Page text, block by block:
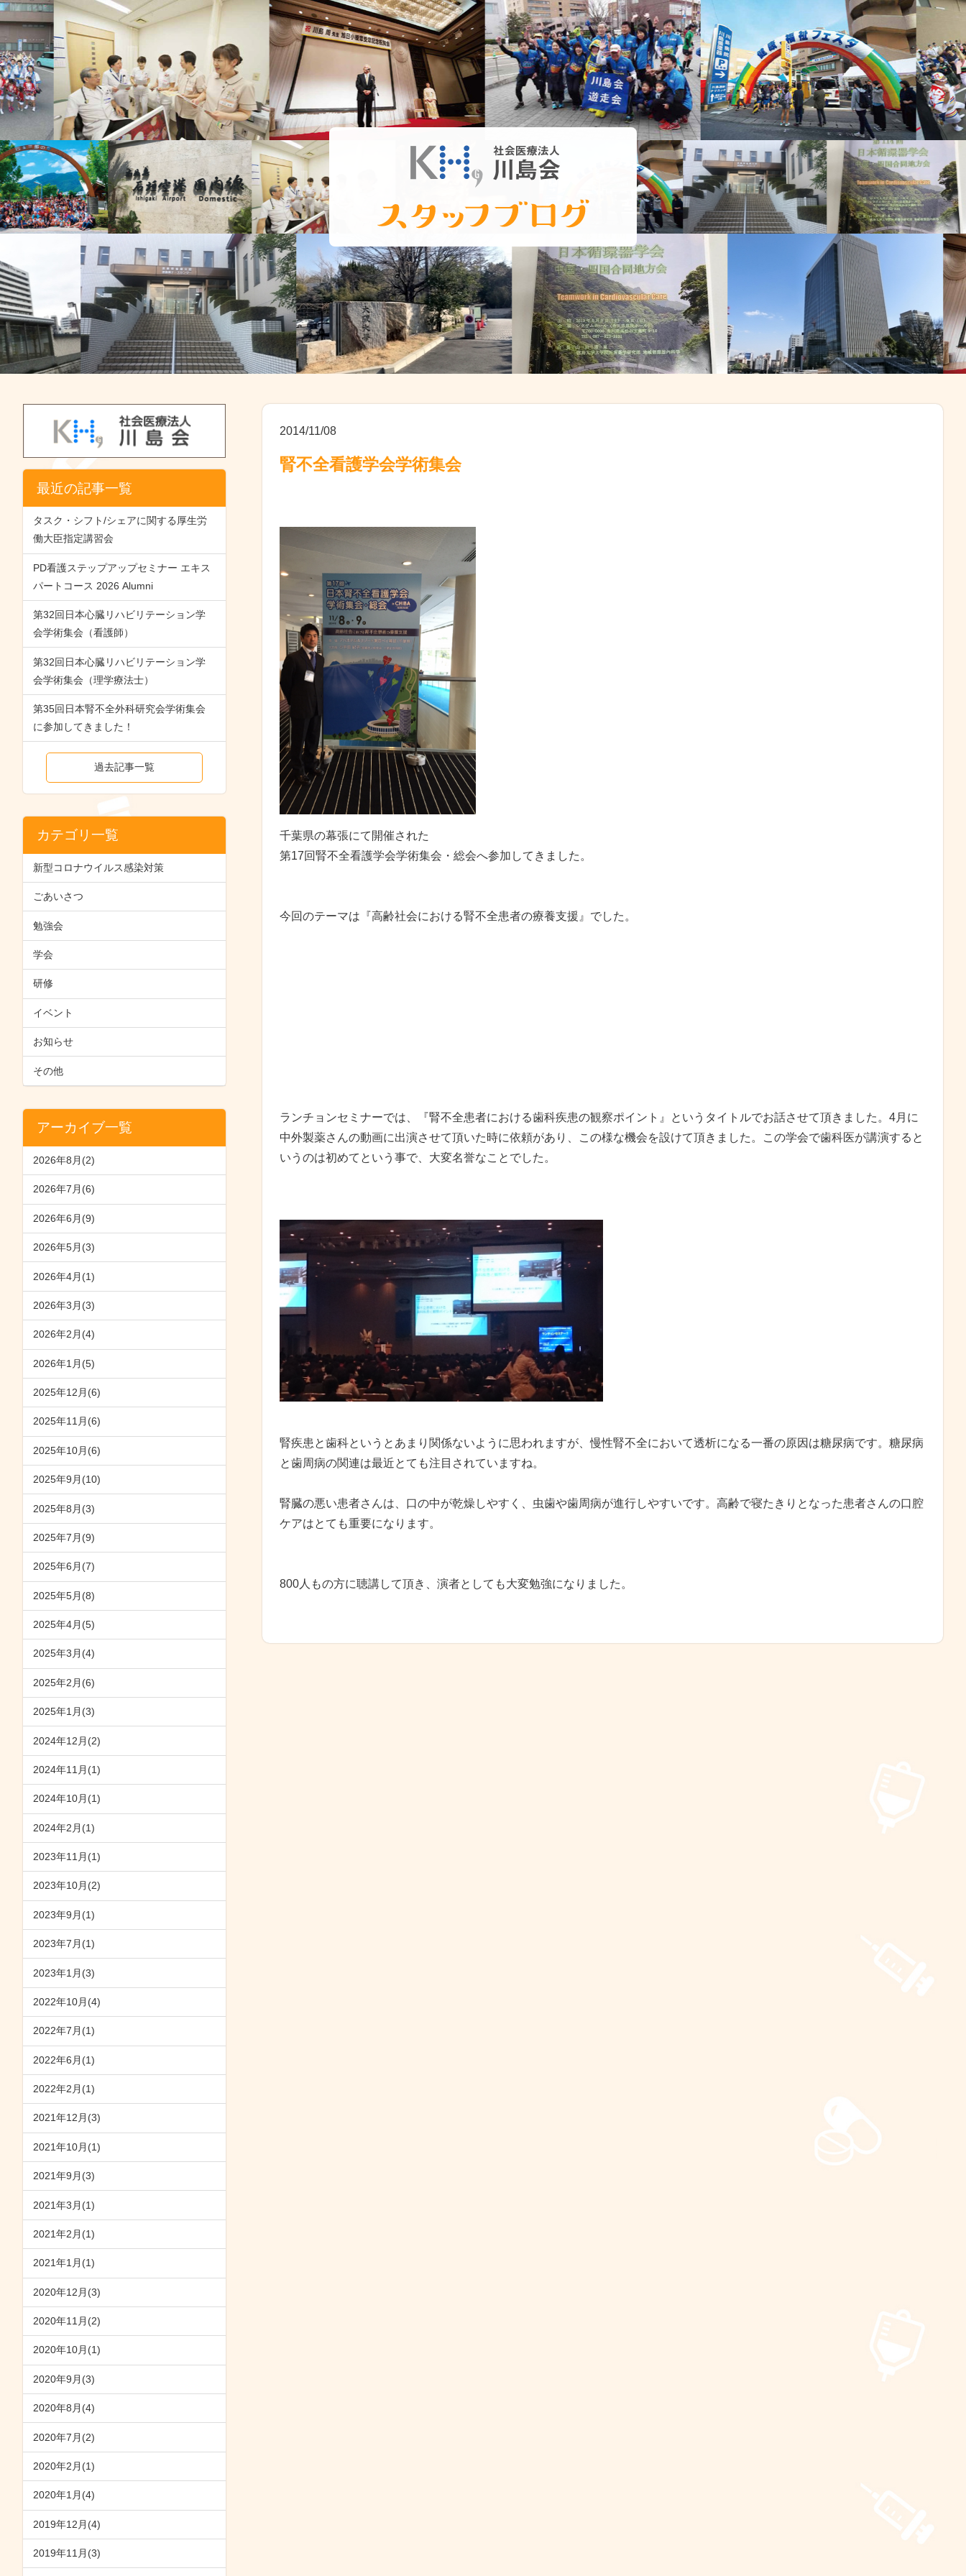
最近の記事一覧
タスク・シフト/シェアに関する厚生労
働大臣指定講習会
PD看護ステップアップセミナー エキス
パートコース 2026 Alumni
第32回日本心臓リハビリテーション学
会学術集会（看護師）
第32回日本心臓リハビリテーション学
会学術集会（理学療法士）
第35回日本腎不全外科研究会学術集会
に参加してきました！
過去記事一覧
カテゴリ一覧
新型コロナウイルス感染対策
ごあいさつ
勉強会
学会
研修
イベント
お知らせ
その他
アーカイブ一覧
2026年8月(2)
2026年7月(6)
2026年6月(9)
2026年5月(3)
2026年4月(1)
2026年3月(3)
2026年2月(4)
2026年1月(5)
2025年12月(6)
2025年11月(6)
2025年10月(6)
2025年9月(10)
2025年8月(3)
2025年7月(9)
2025年6月(7)
2025年5月(8)
2025年4月(5)
2025年3月(4)
2025年2月(6)
2025年1月(3)
2024年12月(2)
2024年11月(1)
2024年10月(1)
2024年2月(1)
2023年11月(1)
2023年10月(2)
2023年9月(1)
2023年7月(1)
2023年1月(3)
2022年10月(4)
2022年7月(1)
2022年6月(1)
2022年2月(1)
2021年12月(3)
2021年10月(1)
2021年9月(3)
2021年3月(1)
2021年2月(1)
2021年1月(1)
2020年12月(3)
2020年11月(2)
2020年10月(1)
2020年9月(3)
2020年8月(4)
2020年7月(2)
2020年2月(1)
2020年1月(4)
2019年12月(4)
2019年11月(3)
2014/11/08
腎不全看護学会学術集会
千葉県の幕張にて開催された
第17回腎不全看護学会学術集会・総会へ参加してきました。
今回のテーマは『高齢社会における腎不全患者の療養支援』でした。
ランチョンセミナーでは、『腎不全患者における歯科疾患の観察ポイント』というタイトルでお話させて頂きました。4月に
中外製薬さんの動画に出演させて頂いた時に依頼があり、この様な機会を設けて頂きました。この学会で歯科医が講演すると
いうのは初めてという事で、大変名誉なことでした。
腎疾患と歯科というとあまり関係ないように思われますが、慢性腎不全において透析になる一番の原因は糖尿病です。糖尿病
と歯周病の関連は最近とても注目されていますね。
腎臓の悪い患者さんは、口の中が乾燥しやすく、虫歯や歯周病が進行しやすいです。高齢で寝たきりとなった患者さんの口腔
ケアはとても重要になります。
800人もの方に聴講して頂き、演者としても大変勉強になりました。